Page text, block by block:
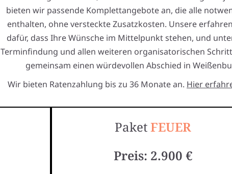
bieten wir passende Komplettangebote an, die alle
enthalten, ohne versteckte Zusatzkosten. Unsere
dafür, dass Ihre Wünsche im Mittelpunkt stehen, und
Terminfindung und allen weiteren organisatorischen
gemeinsam einen würdevollen Abschied in
Wir bieten Ratenzahlung bis zu 36 Monate an. Hier
PaketFEUER
Preis: 2.900 €